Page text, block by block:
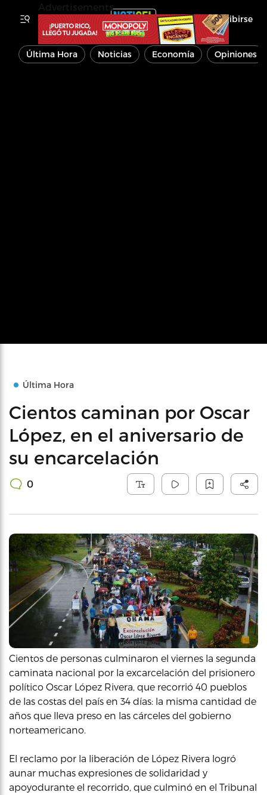
Inscribirse
Última Hora Noticias Economía Opiniones
Última Hora
Cientos caminan por Oscar
López, en el aniversario de
su encarcelación
0
Cientos de personas culminaron el viernes la segunda
caminata nacional por la excarcelación del prisionero
político Oscar López Rivera, que recorrió 40 pueblos
de las costas del país en 34 días: la misma cantidad de
años que lleva preso en las cárceles del gobierno
norteamericano.
El reclamo por la liberación de López Rivera logró
aunar muchas expresiones de solidaridad y
apoyodurante el recorrido, que culminó en el Tribunal
Advertisements